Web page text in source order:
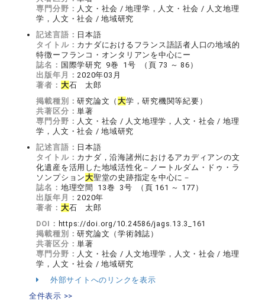
専門分野： 人文・社会 / 地理学，人文・社会 / 人文地理
学，人文・社会 / 地域研究
記述言語： 日本語
タイトル： カナダにおけるフランス語話者人口の地域的
特徴ーフランコ・オンタリアンを中心にー
誌名： 国際学研究 9巻 1号 （頁 73 ～ 86）
出版年月：2020年03月
著者： 大石 太郎
掲載種別：研究論文（大学，研究機関等紀要）
共著区分：単著
専門分野： 人文・社会 / 人文地理学，人文・社会 / 地理
学，人文・社会 / 地域研究
記述言語： 日本語
タイトル： カナダ，沿海諸州におけるアカディアンの文
化遺産を活用した地域活性化－ノートルダム・ドゥ・ラ
ソンプション大聖堂の史跡指定を中心に－
誌名： 地理空間 13巻 3号 （頁 161 ～ 177）
出版年月：2020年
著者： 大石 太郎
DOI： https://doi.org/10.24586/jags.13.3_161
掲載種別：研究論文（学術雑誌）
共著区分：単著
専門分野： 人文・社会 / 人文地理学，人文・社会 / 地理
学，人文・社会 / 地域研究
外部サイトへのリンクを表示
全件表示 >>